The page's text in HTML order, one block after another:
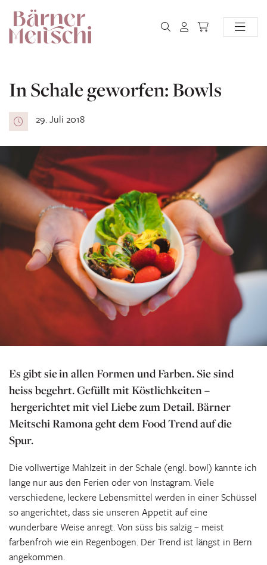
In Schale geworfen: Bowls
29. Juli 2018
Es gibt sie in allen Formen und Farben. Sie sind
heiss begehrt. Gefüllt mit Köstlichkeiten –
hergerichtet mit viel Liebe zum Detail. Bärner
Meitschi Ramona geht dem Food Trend auf die
Spur.
Die vollwertige Mahlzeit in der Schale (engl. bowl) kannte ich
lange nur aus den Ferien oder von Instagram. Viele
verschiedene, leckere Lebensmittel werden in einer Schüssel
so angerichtet, dass sie unseren Appetit auf eine
wunderbare Weise anregt. Von süss bis salzig – meist
farbenfroh wie ein Regenbogen. Der Trend ist längst in Bern
angekommen.